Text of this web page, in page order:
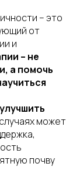
– это
от
и
– не
а помочь
может
почву